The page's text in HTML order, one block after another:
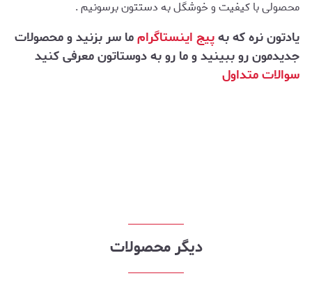
محصولی با کیفیت و خوشگل به دستتون برسونیم .
یادتون نره که بهپیج اینستاگرامما سر بزنید و محصولات
جدیدمون رو ببینید و ما رو به دوستاتون معرفی کنید
سوالات متداول
دیگر محصولات